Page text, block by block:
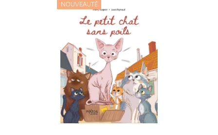
NOUVEAUTÉ